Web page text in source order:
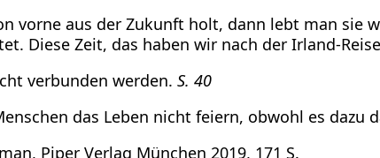
vorne aus der Zukunft holt, dann lebt man sie
Diese Zeit, das haben wir nach der Irland-
verbunden werden. S. 40
das Leben nicht feiern, obwohl es dazu
Piper Verlag München 2019, 171 S.